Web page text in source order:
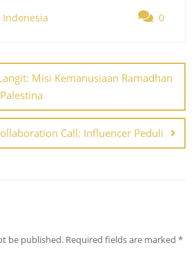
Indonesia 0
Misi Kemanusiaan Ramadhan
Call: Influencer Peduli
be published. Required fields are marked *